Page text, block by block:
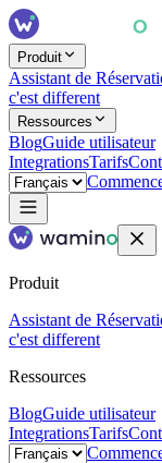
Produit
Assistant de
c'est different
Ressources
BlogGuide utilisateur
IntegrationsTarifs
Produit
Assistant de
c'est different
Ressources
BlogGuide utilisateur
IntegrationsTarifs